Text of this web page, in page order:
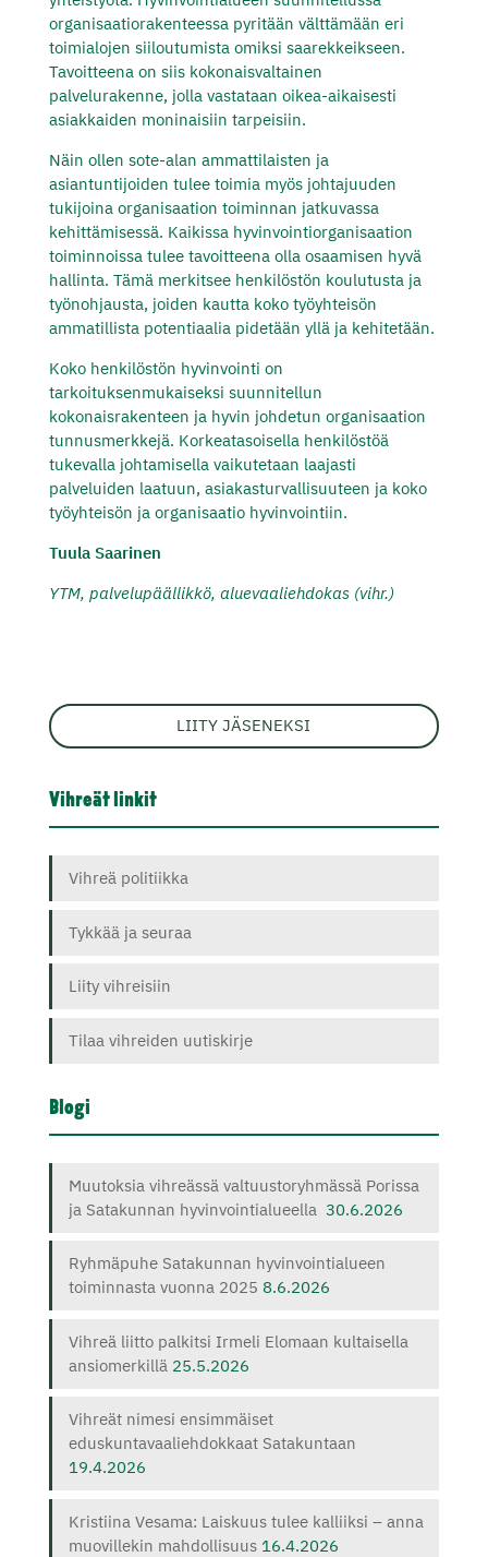
organisaatiorakenteessa pyritään välttämään eri
toimialojen siiloutumista omiksi saarekkeikseen.
Tavoitteena on siis kokonaisvaltainen
palvelurakenne, jolla vastataan oikea-aikaisesti
asiakkaiden moninaisiin tarpeisiin.
Näin ollen sote-alan ammattilaisten ja
asiantuntijoiden tulee toimia myös johtajuuden
tukijoina organisaation toiminnan jatkuvassa
kehittämisessä. Kaikissa hyvinvointiorganisaation
toiminnoissa tulee tavoitteena olla osaamisen hyvä
hallinta. Tämä merkitsee henkilöstön koulutusta ja
työnohjausta, joiden kautta koko työyhteisön
ammatillista potentiaalia pidetään yllä ja kehitetään.
Koko henkilöstön hyvinvointi on
tarkoituksenmukaiseksi suunnitellun
kokonaisrakenteen ja hyvin johdetun organisaation
tunnusmerkkejä. Korkeatasoisella henkilöstöä
tukevalla johtamisella vaikutetaan laajasti
palveluiden laatuun, asiakasturvallisuuteen ja koko
työyhteisön ja organisaatio hyvinvointiin.
Tuula Saarinen
YTM, palvelupäällikkö, aluevaaliehdokas (vihr.)
LIITY JÄSENEKSI
Vihreät linkit
Vihreä politiikka
Tykkää ja seuraa
Liity vihreisiin
Tilaa vihreiden uutiskirje
Blogi
Muutoksia vihreässä valtuustoryhmässä Porissa
ja Satakunnan hyvinvointialueella 30.6.2026
Ryhmäpuhe Satakunnan hyvinvointialueen
toiminnasta vuonna 2025 8.6.2026
Vihreä liitto palkitsi Irmeli Elomaan kultaisella
ansiomerkillä 25.5.2026
Vihreät nimesi ensimmäiset
eduskuntavaaliehdokkaat Satakuntaan
19.4.2026
Kristiina Vesama: Laiskuus tulee kalliiksi – anna
muovillekin mahdollisuus 16.4.2026